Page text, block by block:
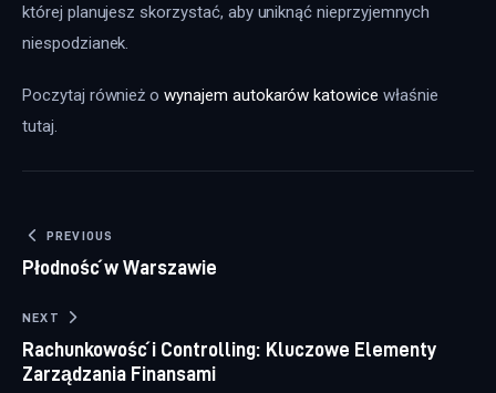
której planujesz skorzystać, aby uniknąć nieprzyjemnych
niespodzianek.
Poczytaj również o wynajem autokarów katowice właśnie
tutaj.
Nawigacja wpisu
PREVIOUS
Płodność w Warszawie
NEXT
Rachunkowość i Controlling: Kluczowe Elementy
Zarządzania Finansami